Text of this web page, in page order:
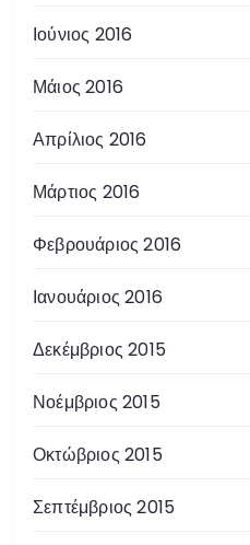
Ιούνιος 2016
Μάιος 2016
Απρίλιος 2016
Μάρτιος 2016
Φεβρουάριος 2016
Ιανουάριος 2016
Δεκέμβριος 2015
Νοέμβριος 2015
Οκτώβριος 2015
Σεπτέμβριος 2015